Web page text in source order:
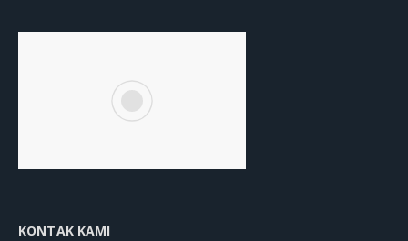
KONTAK KAMI